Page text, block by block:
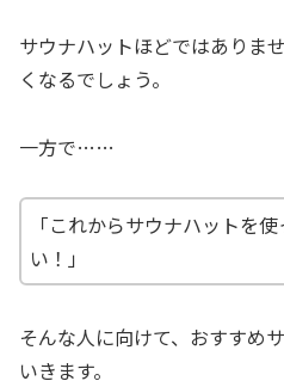
サウナハットほどではありま
くなるでしょう。
一方で……
「これからサウナハットを
い！」
そんな人に向けて、おすすめ
いきます。